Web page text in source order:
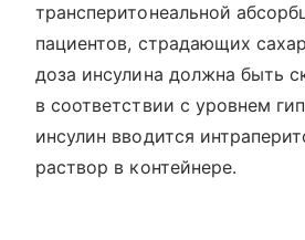
трансперитонеальной
пациентов, страдающих
доза инсулина должна быть
в соответствии с уровнем
инсулин вводится
раствор в контейнере.